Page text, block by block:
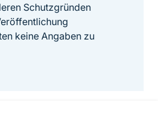
Schutzgründen
keine Angaben zu